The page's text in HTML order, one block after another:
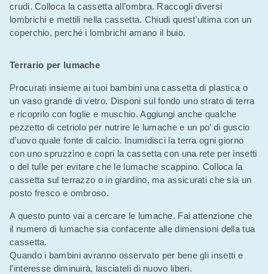
crudi. Colloca la cassetta all’ombra. Raccogli diversi
lombrichi e mettili nella cassetta. Chiudi quest’ultima con un
coperchio, perché i lombrichi amano il buio.
Terrario per lumache
Procurati insieme ai tuoi bambini una cassetta di plastica o
un vaso grande di vetro. Disponi sul fondo uno strato di terra
e ricoprilo con foglie e muschio. Aggiungi anche qualche
pezzetto di cetriolo per nutrire le lumache e un po’ di guscio
d’uovo quale fonte di calcio. Inumidisci la terra ogni giorno
con uno spruzzino e copri la cassetta con una rete per insetti
o del tulle per evitare che le lumache scappino. Colloca la
cassetta sul terrazzo o in giardino, ma assicurati che sia un
posto fresco e ombroso.
A questo punto vai a cercare le lumache. Fai attenzione che
il numero di lumache sia confacente alle dimensioni della tua
cassetta.
Quando i bambini avranno osservato per bene gli insetti e
l’interesse diminuirà, lasciateli di nuovo liberi.